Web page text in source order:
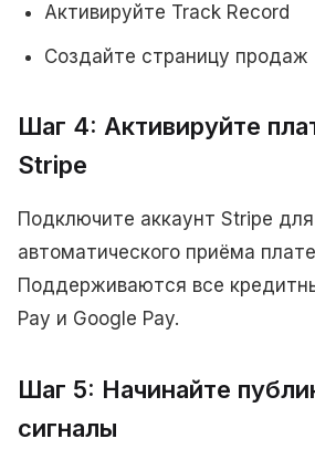
Активируйте Track Record
Создайте страницу продаж
Шаг 4: Активируйте
Stripe
Подключите аккаунт Stripe для
автоматического приёма
Поддерживаются все
Pay и Google Pay.
Шаг 5: Начинайте
сигналы